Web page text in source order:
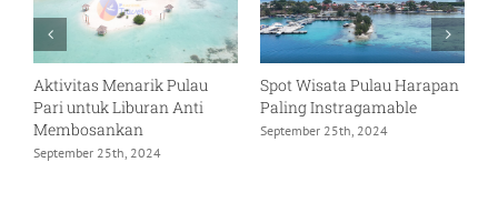
Anti
Spot Wisata Pulau Harapan
Paling Instragamable
September 25th, 2024
Pesona Pulau Gosong
Kepulauan Seribu yang
Tersembunyi